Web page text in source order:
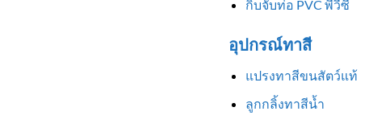
กิ๊บจับท่อ PVC พีวีซี
อุปกรณ์ทาสี
แปรงทาสีขนสัตว์แท้
ลูกกลิ้งทาสีน้ำ